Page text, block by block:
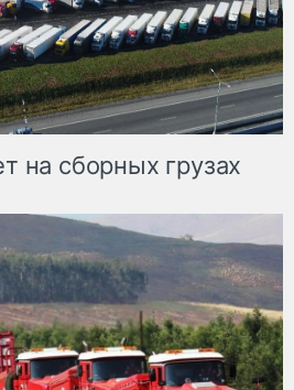
на сборных грузах